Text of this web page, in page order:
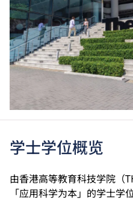
学士学位概览
由香港高等教育科技学院（
「应用科学为本」的学士学